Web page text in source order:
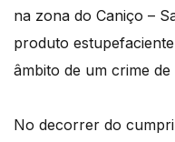
na zona do Caniço –
produto
âmbito de um crime
No decorrer do